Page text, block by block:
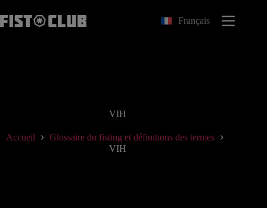
au
contenu
Français
VIH
Accueil
Glossaire du fisting et définitions des termes
VIH